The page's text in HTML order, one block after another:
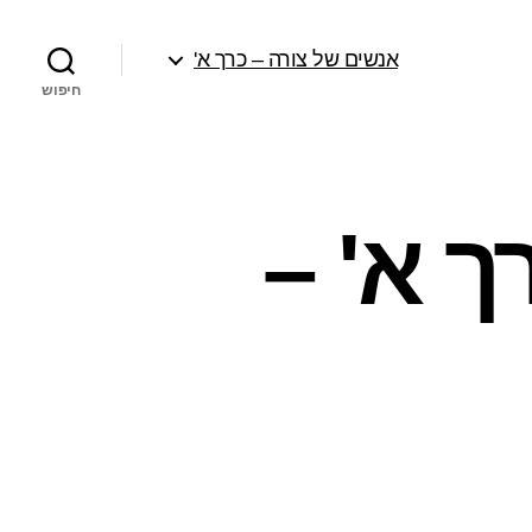
אנשים של צורה – כרך א'
חיפוש
א' –